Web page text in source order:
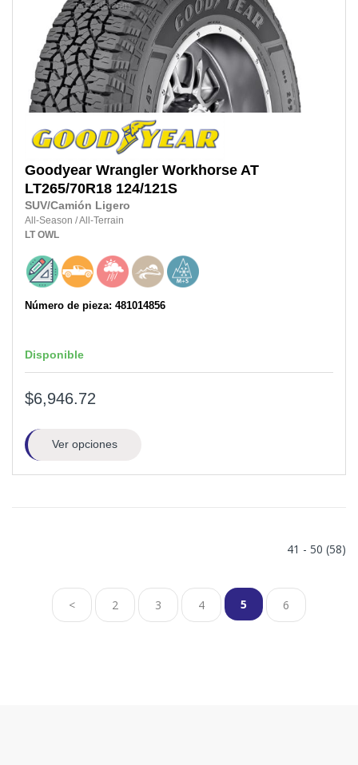
Goodyear Wrangler Workhorse AT
LT265/70R18 124/121S
SUV/Camión Ligero
All-Season /All-Terrain
LT OWL
Número de pieza: 481014856
Disponible
$6,946.72
Ver opciones
41 - 50 (58)
< 2 3 4 5 6